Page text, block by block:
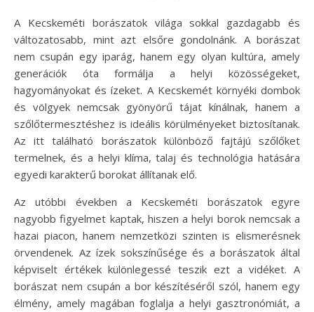
A Kecskeméti borászatok világa sokkal gazdagabb és
változatosabb, mint azt elsőre gondolnánk. A borászat
nem csupán egy iparág, hanem egy olyan kultúra, amely
generációk óta formálja a helyi közösségeket,
hagyományokat és ízeket. A Kecskemét környéki dombok
és völgyek nemcsak gyönyörű tájat kínálnak, hanem a
szőlőtermesztéshez is ideális körülményeket biztosítanak.
Az itt található borászatok különböző fajtájú szőlőket
termelnek, és a helyi klíma, talaj és technológia hatására
egyedi karakterű borokat állítanak elő.
Az utóbbi években a Kecskeméti borászatok egyre
nagyobb figyelmet kaptak, hiszen a helyi borok nemcsak a
hazai piacon, hanem nemzetközi szinten is elismerésnek
örvendenek. Az ízek sokszínűsége és a borászatok által
képviselt értékek különlegessé teszik ezt a vidéket. A
borászat nem csupán a bor készítéséről szól, hanem egy
élmény, amely magában foglalja a helyi gasztronómiát, a